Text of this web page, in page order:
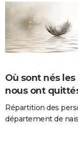
Où sont nés
nous ont
Répartition des
département de